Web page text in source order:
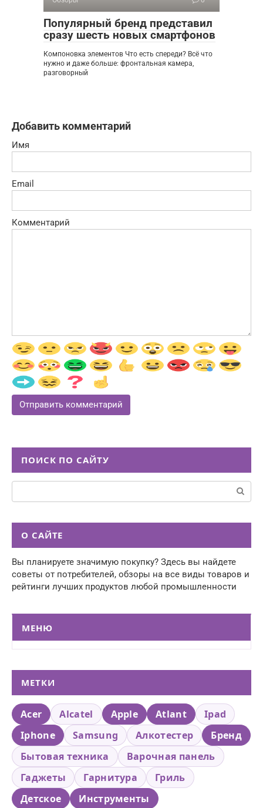
Популярный бренд представил
сразу шесть новых смартфонов
Компоновка элементов Что есть спереди? Всё что
нужно и даже больше: фронтальная камера,
разговорный
Добавить комментарий
Имя
Email
Комментарий
ПОИСК ПО САЙТУ
Поиск:
О САЙТЕ
Вы планируете значимую покупку? Здесь вы найдете
советы от потребителей, обзоры на все виды товаров и
рейтинги лучших продуктов любой промышленности
МЕНЮ
МЕТКИ
Acer Alcatel Apple Atlant
Ipad
Iphone
Samsung Алкотестер
Бренд
Бытовая техника
Варочная панель
Гаджеты
Гарнитура
Гриль
Детское
Инструменты